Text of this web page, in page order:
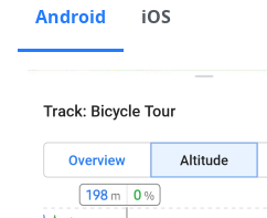
Android iOS